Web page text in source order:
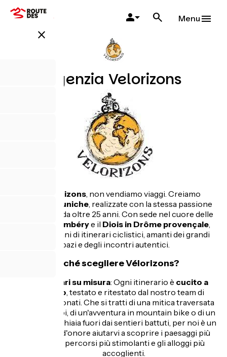
Salta
close
Menu
Agenzia Velorizons
Vélorizons, non vendiamo viaggi. Creiamo
esperienze uniche, realizzate con la stessa passione
che ci anima da oltre 25 anni. Con sede nel cuore delle
Chambérye il Diois in Drôme provençale,
siamo artigiani di itinerari ciclistici, amanti dei grandi
spazi e degli incontri autentici.
Perché scegliere Vélorizons?
Itinerari su misura: Ogni itinerario è cucito a
mano, testato e ritestato dal nostro team di
appassionati. Che si tratti di una mitica traversata
delle Alpi, di un'avventura in mountain bike o di un
tour su ghiaia fuori dai sentieri battuti, per noi è un
punto d'onore aiutarvi a scoprire i paesaggi più
belli, i percorsi più stimolanti e gli alloggi più
accoglienti.